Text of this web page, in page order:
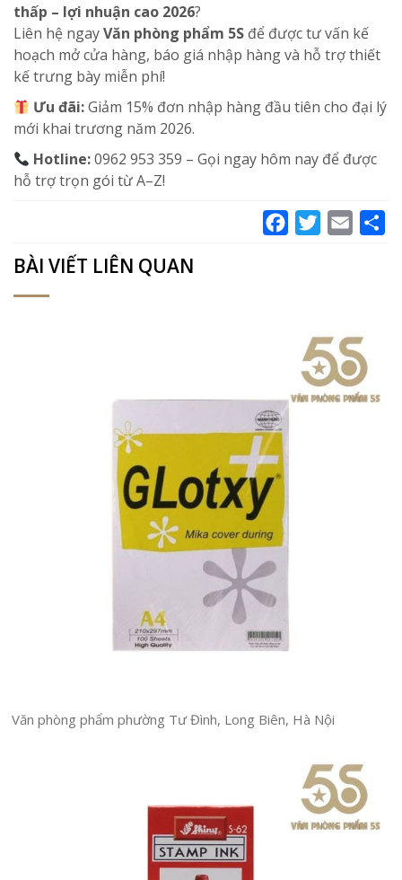
thấp – lợi nhuận cao 2026?
Liên hệ ngayVăn phòng phẩm 5S để được tư vấn kế
hoạch mở cửa hàng, báo giá nhập hàng và hỗ trợ thiết
kế trưng bày miễn phí!
Ưu đãi:Giảm 15% đơn nhập hàng đầu tiên cho đại lý
mới khai trương năm 2026.
Hotline:0962 953 359 – Gọi ngay hôm nay để được
hỗ trợ trọn gói từ A–Z!
FacebookTwitterEmail
BÀI VIẾT LIÊN QUAN
Văn phòng phẩm phường Tư Đình, Long Biên, Hà Nội